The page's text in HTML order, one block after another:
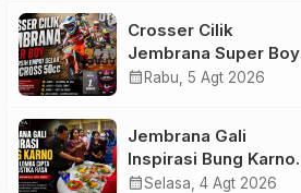
Crosser Cilik
Jembrana Super Boy
Sapu Bersih Empat
calendar_month Rabu, 5 Agt 2026
Jembrana Gali
Inspirasi Bung Karno
melalui Lomba Cipta
calendar_monthSelasa, 4 Agt 2026